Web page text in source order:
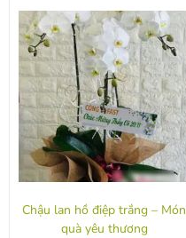
Chậu lan hồ điệp trắng – Món
quà yêu thương